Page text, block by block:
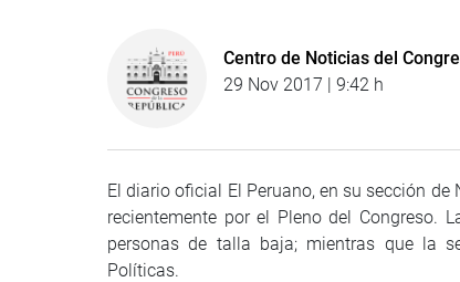
Centro de Noticias del
29 Nov 2017 | 9:42 h
El diario oficial El Peruano, en su sección
recientemente por el Pleno del Congreso.
personas de talla baja; mientras que la
Políticas.